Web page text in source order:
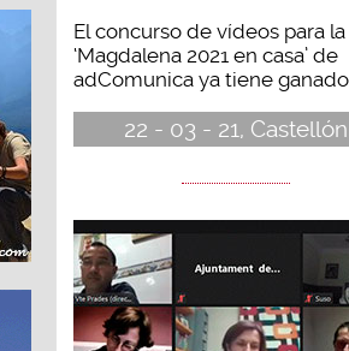
El concurso de vídeos para la
‘Magdalena 2021 en casa’ de
adComunica ya tiene
22 - 03 - 21, Castellón